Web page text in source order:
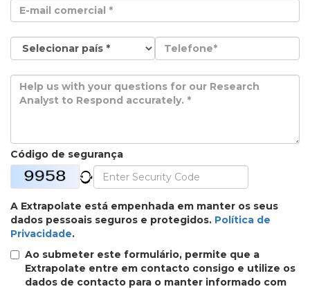
Código de segurança
A Extrapolate está empenhada em manter os seus
dados pessoais seguros e protegidos. Política de
Privacidade.
Ao submeter este formulário, permite que a
Extrapolate entre em contacto consigo e utilize os
dados de contacto para o manter informado com